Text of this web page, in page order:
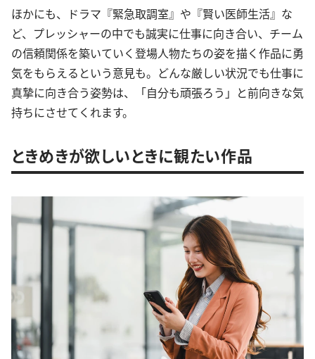
ほかにも、ドラマ『緊急取調室』や『賢い医師生活』な
ど、プレッシャーの中でも誠実に仕事に向き合い、チーム
の信頼関係を築いていく登場人物たちの姿を描く作品に勇
気をもらえるという意見も。どんな厳しい状況でも仕事に
真摯に向き合う姿勢は、「自分も頑張ろう」と前向きな気
持ちにさせてくれます。
ときめきが欲しいときに観たい作品